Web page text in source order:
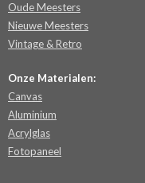
Oude Meesters
Nieuwe Meesters
Vintage & Retro
Onze Materialen:
Canvas
Aluminium
Acrylglas
Fotopaneel